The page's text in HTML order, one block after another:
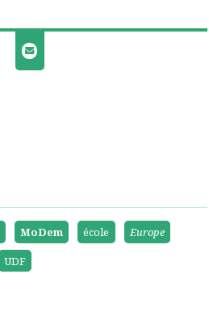
MoDem école
Europe
UDF